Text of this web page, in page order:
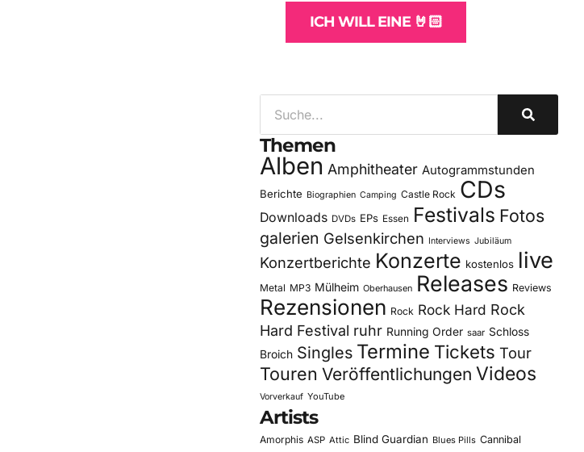
ICH WILL EINE 🤘🏻
Themen
Alben Amphitheater Autogrammstunden
Berichte Biographien Camping Castle Rock CDs
Downloads DVDs EPs Essen Festivals Fotos
galerien Gelsenkirchen Interviews Jubiläum
Konzertberichte Konzerte kostenlos live
Metal MP3 Mülheim Oberhausen Releases Reviews
Rezensionen Rock Rock Hard Rock
Hard Festival ruhr Running Order saar Schloss
Broich Singles Termine Tickets Tour
Touren Veröffentlichungen Videos
Vorverkauf YouTube
Artists
Amorphis ASP Attic Blind Guardian Blues Pills Cannibal